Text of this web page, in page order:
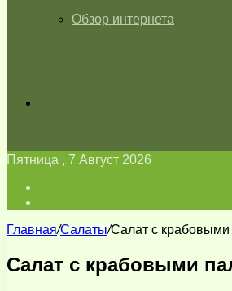
Обзор интернета
Пятница , 7 Август 2026
Главная/Салаты/Салат с крабовыми
Салат с крабовыми